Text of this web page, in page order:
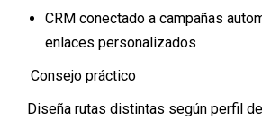
CRM conectado a campañas
enlaces personalizados
Consejo práctico
Diseña rutas distintas según perfil